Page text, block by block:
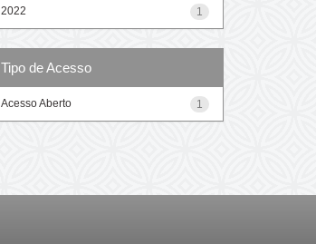
1
2022
Tipo de Acesso
1
Acesso Aberto